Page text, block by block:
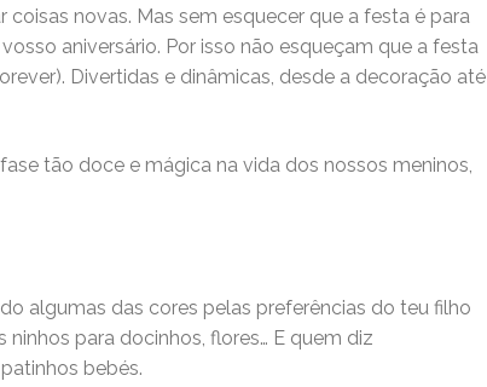
novas. Mas sem esquecer que a festa é para
aniversário. Por isso não esqueçam que a festa
Divertidas e dinâmicas, desde a decoração até
tão doce e mágica na vida dos nossos meninos,
algumas das cores pelas preferências do teu filho
para docinhos, flores… E quem diz
bebés.